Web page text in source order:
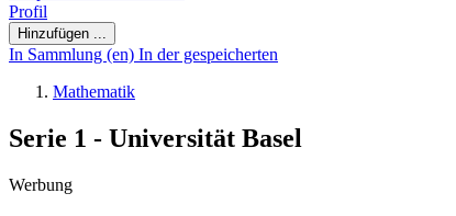
Profil
Hinzufügen ...
In Sammlung (en) In der gespeicherten
Mathematik
Serie 1 - Universität Basel
Werbung